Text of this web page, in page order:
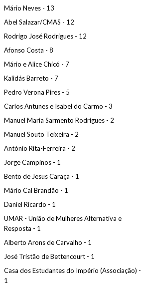
Mário Neves - 13
Abel Salazar/CMAS - 12
Rodrigo José Rodrigues - 12
Afonso Costa - 8
Mário e Alice Chicó - 7
Kalidás Barreto - 7
Pedro Verona Pires - 5
Carlos Antunes e Isabel do Carmo - 3
Manuel Maria Sarmento Rodrigues - 2
Manuel Souto Teixeira - 2
António Rita-Ferreira - 2
Jorge Campinos - 1
Bento de Jesus Caraça - 1
Mário Cal Brandão - 1
Daniel Ricardo - 1
UMAR - União de Mulheres Alternativa e
Resposta - 1
Alberto Arons de Carvalho - 1
José Tristão de Bettencourt - 1
Casa dos Estudantes do Império (Associação) -
1